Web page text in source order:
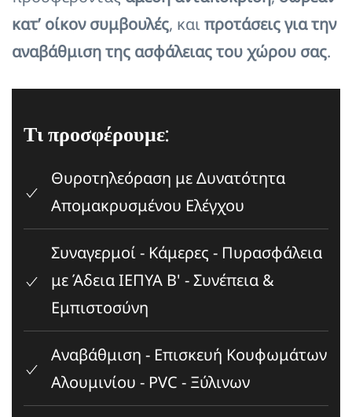
κατ’ οίκον συμβουλές, καιπροτάσεις για την
αναβάθμιση της ασφάλειας του χώρου σας.
Τι προσφέρουμε:
Θυροτηλεόραση με Δυνατότητα
Απομακρυσμένου Ελέγχου
Συναγερμοί - Κάμερες - Πυρασφάλεια
με Άδεια ΙΕΠΥΑ Β' - Συνέπεια &
Εμπιστοσύνη
Αναβάθμιση - Επισκευή Κουφωμάτων
Αλουμινίου - PVC - Ξύλινων